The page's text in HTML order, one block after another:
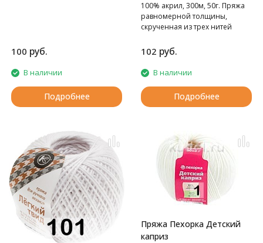
100 руб.
В наличии
Подробнее
100% акрил, 300м, 50г. Пряжа
равномерной толщины,
скрученная из трех нитей
102 руб.
В наличии
Подробнее
Пряжа Пехорка Детский
каприз